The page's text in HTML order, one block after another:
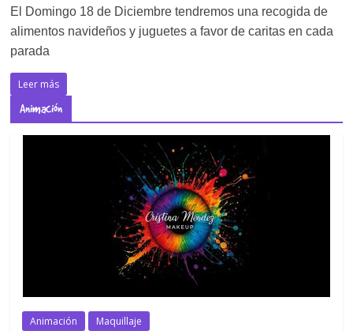
El Domingo 18 de Diciembre tendremos una recogida de
alimentos navideños y juguetes a favor de caritas en cada
parada
Leer más
Animación
Animación Maquillaje